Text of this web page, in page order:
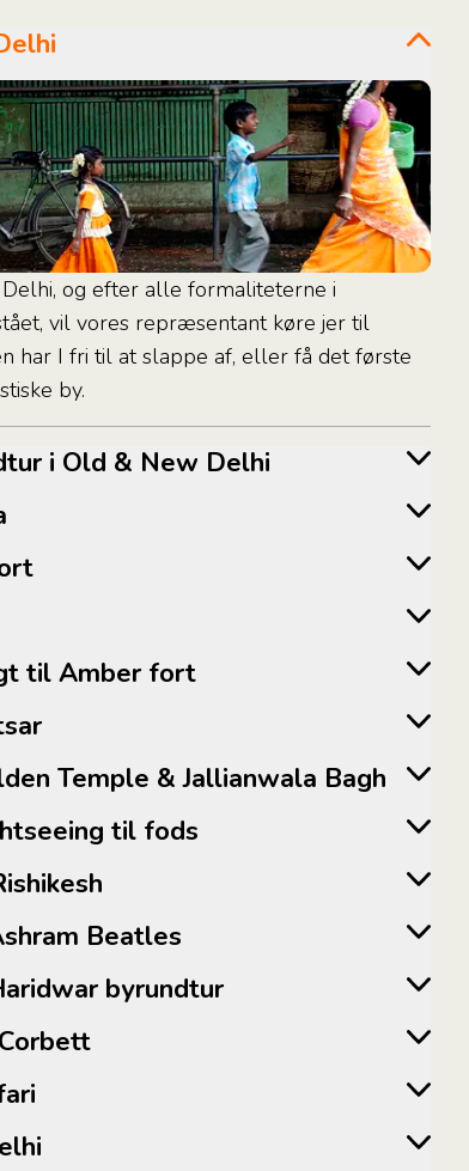
og efter alle formaliteterne i
vil vores repræsentant køre jer til
har I fri til at slappe af, eller få det første
by.
i Old & New Delhi
til Amber fort
Temple & Jallianwala Bagh
til fods
Ashram Beatles
Haridwar byrundtur
Corbett